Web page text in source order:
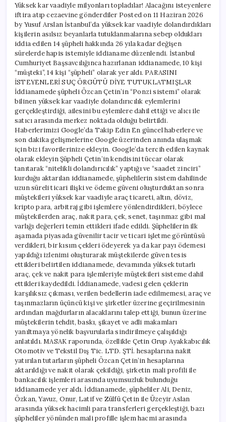
cezaevine
gönderdiler
için
Yüksek kar vaadiyle milyonları topladılar! Alacağını isteyenlere
iftira atıp cezaevine gönderdiler Posted on 11 Haziran 2026
by Yusuf Arslan İstanbul’da yüksek kar vaadiyle dolandırdıkları
kişilerin asılsız beyanlarla tutuklanmalarına sebep oldukları
iddia edilen 14 şüpheli hakkında 26 yıla kadar değişen
sürelerde hapis istemiyle iddianame düzenlendi. İstanbul
Cumhuriyet Başsavcılığınca hazırlanan iddianamede, 10 kişi
“müşteki”, 14 kişi “şüpheli” olarak yer aldı. PARASINI
İSTEYENLERİ SUÇ ÖRGÜTÜ DİYE TUTUKLATMIŞLAR
İddianamede şüpheli Özcan Çetin’in “Ponzi sistemi” olarak
bilinen yüksek kar vaadiyle dolandırıcılık eylemlerini
gerçekleştirdiği, ailesini bu eylemlere dahil ettiği ve alıcı ile
satıcı arasında merkez noktada olduğu belirtildi.
Haberlerimizi Google’da Takip Edin En güncel haberlere ve
son dakika gelişmelerine Google üzerinden anında ulaşmak
için bizi favorilerinize ekleyin. Google’da tercih edilen kaynak
olarak ekleyin Şüpheli Çetin’in kendisini tüccar olarak
tanıtarak “nitelikli dolandırıcılık” yaptığı ve “saadet zinciri”
kurduğu aktarılan iddianamede, şüphelilerin sistem dahilinde
uzun süreli ticari ilişki ve ödeme güveni oluşturduktan sonra
müştekileri yüksek kar vaadiyle araç ticareti, altın, döviz,
kripto para, arbitraj gibi işlemlere yönlendirdikleri, böylece
müştekilerden araç, nakit para, çek, senet, taşınmaz gibi mal
varlığı değerleri temin ettikleri ifade edildi. Şüphelilerin ilk
aşamada piyasada güvenilir tacir ve ticari işletme görüntüsü
verdikleri, bir kısım çekleri ödeyerek ya da kar payı ödemesi
yapıldığı izlenimi oluşturarak müştekilerde güven tesis
ettikleri belirtilen iddianamede, devamında yüksek tutarlı
araç, çek ve nakit para işlemleriyle müştekileri sisteme dahil
ettikleri kaydedildi. İddianamede, vadesi gelen çeklerin
karşılıksız çıkması, verilen bedellerin iade edilmemesi, araç ve
taşınmazların üçüncü kişi ve şirketler üzerine geçirilmesinin
ardından mağdurların alacaklarını talep ettiği, bunun üzerine
müştekilerin tehdit, baskı, şikayet ve adli makamları
yanıltmaya yönelik başvurularla sindirilmeye çalışıldığı
anlatıldı. MASAK raporunda, özellikle Çetin Grup Ayakkabıcılık
Otomotiv ve Tekstil Dış Tic. LTD. ŞTİ. hesaplarına nakit
yatırılan tutarların şüpheli Özcan Çetin’in hesaplarına
aktarıldığı ve nakit olarak çekildiği, şirketin mali profili ile
bankacılık işlemleri arasında uyumsuzluk bulunduğu
iddianamede yer aldı. İddianamede, şüpheliler Ali, Deniz,
Özkan, Yavuz, Onur, Latif ve Zülfü Çetin ile Üzeyir Aslan
arasında yüksek hacimli para transferleri gerçekleştiği, bazı
şüpheliler yönünden mali profille işlem hacmi arasında